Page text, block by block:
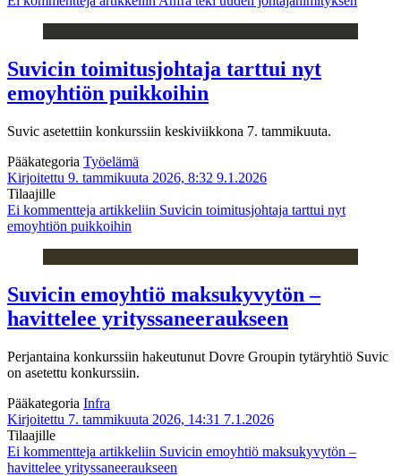
Suvicin toimitusjohtaja tarttui nyt
emoyhtiön puikkoihin
Suvic asetettiin konkurssiin keskiviikkona 7. tammikuuta.
Pääkategoria Työelämä
Kirjoitettu 9. tammikuuta 2026, 8:32 9.1.2026
Tilaajille
Ei kommentteja artikkeliin Suvicin toimitusjohtaja tarttui nyt
emoyhtiön puikkoihin
Suvicin emoyhtiö maksukyvytön –
havittelee yrityssaneeraukseen
Perjantaina konkurssiin hakeutunut Dovre Groupin tytäryhtiö Suvic
on asetettu konkurssiin.
Pääkategoria Infra
Kirjoitettu 7. tammikuuta 2026, 14:31 7.1.2026
Tilaajille
Ei kommentteja artikkeliin Suvicin emoyhtiö maksukyvytön –
havittelee yrityssaneeraukseen